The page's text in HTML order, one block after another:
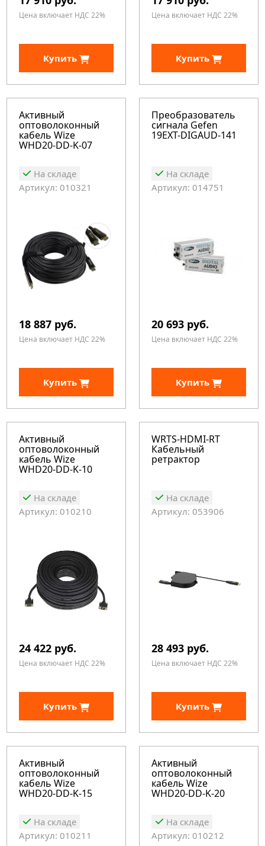
Цена включает НДС 22%
Купить
Цена включает НДС 22%
Купить
Активный
оптоволоконный
кабель Wize
WHD20-DD-K-07
На складе
Артикул: 010321
18 887 руб.
Цена включает НДС 22%
Купить
Преобразователь
сигнала Gefen
19EXT-DIGAUD-141
На складе
Артикул: 014751
20 693 руб.
Цена включает НДС 22%
Купить
Активный
оптоволоконный
кабель Wize
WHD20-DD-K-10
На складе
Артикул: 010210
24 422 руб.
Цена включает НДС 22%
Купить
WRTS-HDMI-RT
Кабельный
ретрактор
На складе
Артикул: 053906
28 493 руб.
Цена включает НДС 22%
Купить
Активный
оптоволоконный
кабель Wize
WHD20-DD-K-15
На складе
Артикул: 010211
Активный
оптоволоконный
кабель Wize
WHD20-DD-K-20
На складе
Артикул: 010212